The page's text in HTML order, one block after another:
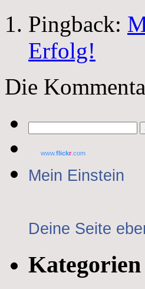
Pingback:
Erfolg!
Die
nach:
www.flickr.com
Mein Einstein
Deine Seite
Kategorien